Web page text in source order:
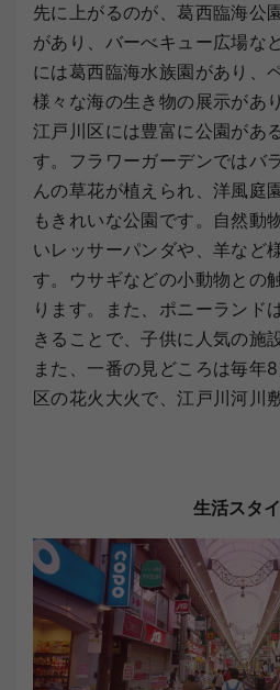
先に上がるのが、葛西臨海公
があり、バーべキュー広場な
には葛西臨海水族園があり、
様々な海の生き物の展示があ
江戸川区には豊富に公園があ
す。フラワーガーデンではバ
んの草花が植えられ、洋風庭
もきれいな公園です。自然動
いレッサーパンダや、羊など
す。ウサギなどの小動物との
ります。また、ポニーランド
きることで、子供に人気の施
また、一番の見どころは毎年
区の花火大火で、江戸川河川
生活スタ